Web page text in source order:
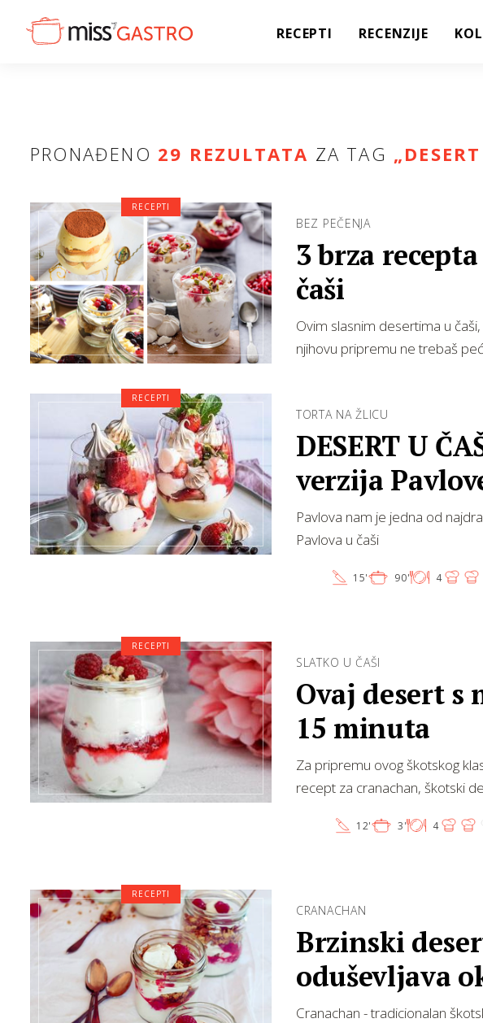
RECEPTI RECENZIJE
PRONAĐENO 29 REZULTATA ZA TAG „
BEZ PEČENJA
3 brza
čaši
Ovim slasnim desertima u
njihovu pripremu ne trebaš
RECEPTI
TORTA NA ŽLICU
DESERT U
verzija
Pavlova nam je jedna od
Pavlova u čaši
15' 90' 4
RECEPTI
SLATKO U ČAŠI
Ovaj desert s
15 minuta
Za pripremu ovog škotskog
recept za cranachan, škotski
12' 3' 4
RECEPTI
CRANACHAN
Brzinski
oduševljava
Cranachan - tradicionalan
RECEPTI